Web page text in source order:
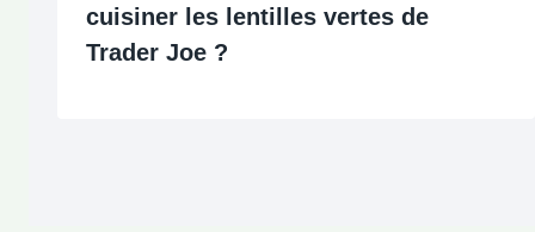
cuisiner les lentilles vertes de
Trader Joe ?